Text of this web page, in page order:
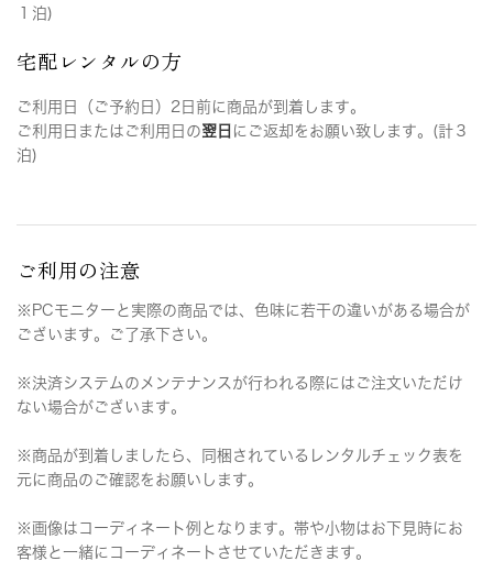
１泊)
宅配レンタルの方
ご利用日（ご予約日）2日前に商品が到着します。
ご利用日またはご利用日の翌日 にご返却をお願い致します。(計３
泊)
ご利用の注意
※PCモニターと実際の商品では、色味に若干の違いがある場合が
ございます。ご了承下さい。
※決済システムのメンテナンスが行われる際にはご注文いただけ
ない場合がございます。
※商品が到着しましたら、同梱されているレンタルチェック表を
元に商品のご確認をお願いします。
※画像はコーディネート例となります。帯や小物はお下見時にお
客様と一緒にコーディネートさせていただきます。